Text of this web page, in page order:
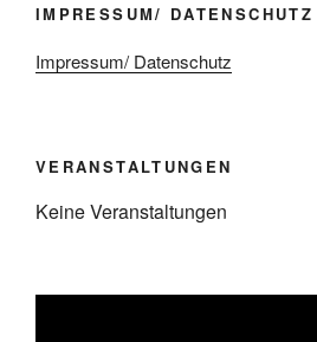
IMPRESSUM/ DATENSCHUTZ
Impressum/ Datenschutz
VERANSTALTUNGEN
Keine Veranstaltungen